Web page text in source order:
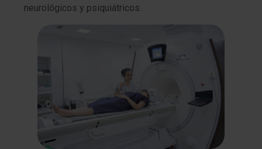
neurológicos y psiquiátricos.